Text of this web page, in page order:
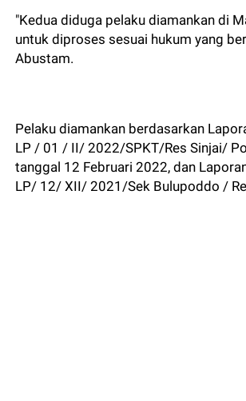
"Kedua diduga pelaku diamankan di
untuk diproses sesuai hukum yang
Abustam.
Pelaku diamankan berdasarkan
LP / 01 / II/ 2022/SPKT/Res Sinjai/
tanggal 12 Februari 2022, dan
LP/ 12/ XII/ 2021/Sek Bulupoddo /